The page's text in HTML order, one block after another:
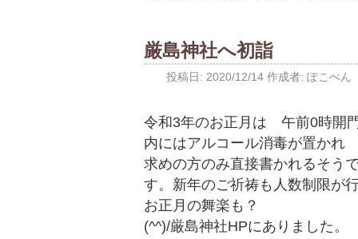
厳島神社へ初詣
投稿日: 2020/12/14 作成者: ぽこぺん
令和3年のお正月は 午前0時開
内にはアルコール消毒が置かれ
求めの方のみ直接書かれるそう
す。新年のご祈祷も人数制限
お正月の舞楽も？
(^^)/厳島神社HPにありました。